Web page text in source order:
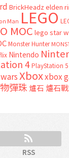
BrickHeadz elden
Man LEGO
MOC lego star
Monster Hunter
Nintendo
4 PlayStation 5
Xboxxbox
彈珠 爐石 爐石
RSS